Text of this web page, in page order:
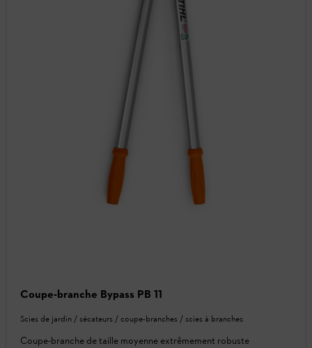
Coupe-branche Bypass PB 11
Scies de jardin / sécateurs / coupe-branches / scies à branches
Coupe-branche de taille moyenne extrêmement robuste